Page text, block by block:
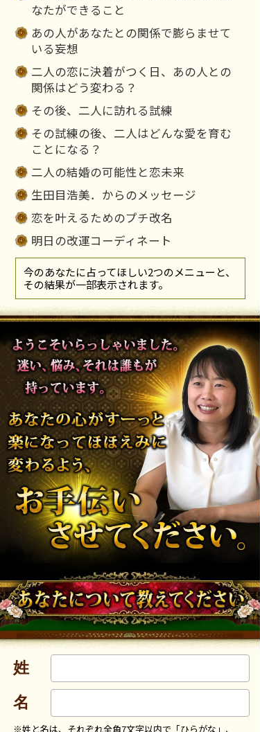
なたができること
あの人があなたとの関係で膨らませて
いる妄想
二人の恋に決着がつく日、あの人との
関係はどう変わる？
その後、二人に訪れる試練
その試練の後、二人はどんな愛を育む
ことになる？
二人の結婚の可能性と恋未来
生田目浩美．からのメッセージ
恋を叶えるためのプチ改名
明日の改運コーディネート
今のあなたに占ってほしい2つのメニューと、
その結果が一部表示されます。
姓
名
※姓と名は、それぞれ全角7文字以内で「ひらがな」、